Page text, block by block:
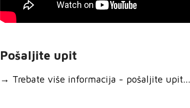
Pošaljite upit
→ Trebate više informacija - pošaljite upit...